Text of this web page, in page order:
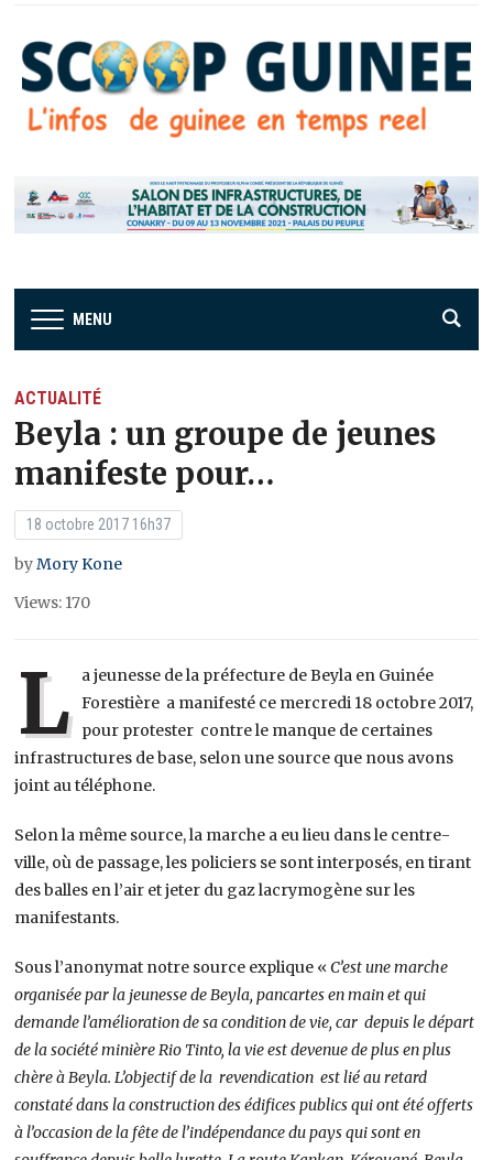
MENU
ACTUALITÉ
Beyla : un groupe de jeunes
manifeste pour…
18 octobre 2017 16h37
byMory Kone
Views: 170
L a jeunesse de la préfecture de Beyla en Guinée
Forestière a manifesté ce mercredi 18 octobre 2017,
pour protester contre le manque de certaines
infrastructures de base, selon une source que nous avons
joint au téléphone.
Selon la même source, la marche a eu lieu dans le centre-
ville, où de passage, les policiers se sont interposés, en tirant
des balles en l’air et jeter du gaz lacrymogène sur les
manifestants.
Sous l’anonymat notre source explique «C’est une marche
organisée par la jeunesse de Beyla, pancartes en main et qui
demande l’amélioration de sa condition de vie, car depuis le départ
de la société minière Rio Tinto, la vie est devenue de plus en plus
chère à Beyla. L’objectif de la revendication est lié au retard
constaté dans la construction des édifices publics qui ont été offerts
à l’occasion de la fête de l’indépendance du pays qui sont en